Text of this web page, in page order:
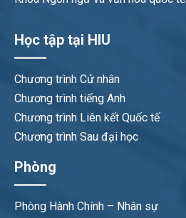
Học tập tại HIU
Chương trình Cử nhân
Chương trình tiếng Anh
Chương trình Liên kết Quốc tế
Chương trình Sau đại học
Phòng
Phòng Hành Chính – Nhân sự